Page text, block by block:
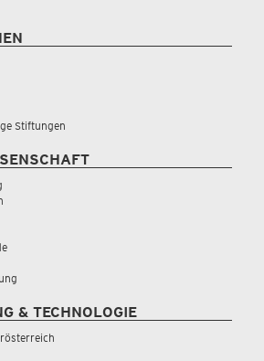
Stiftungen
& TECHNOLOGIE